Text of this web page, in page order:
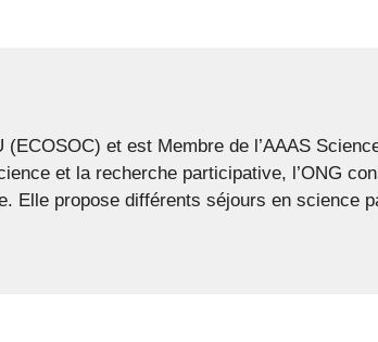
et est Membre de l’AAAS
et la recherche participative, l’ONG
Elle propose différents séjours en science